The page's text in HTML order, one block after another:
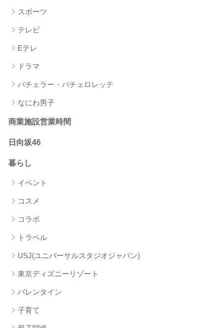
スポーツ
テレビ
Eテレ
ドラマ
バチェラー・バチェロレッテ
なにわ男子
商業施設営業時間
日向坂46
暮らし
イベント
コスメ
コラボ
トラベル
USJ(ユニバーサルスタジオジャパン)
東京ディズニーリゾート
バレンタイン
子育て